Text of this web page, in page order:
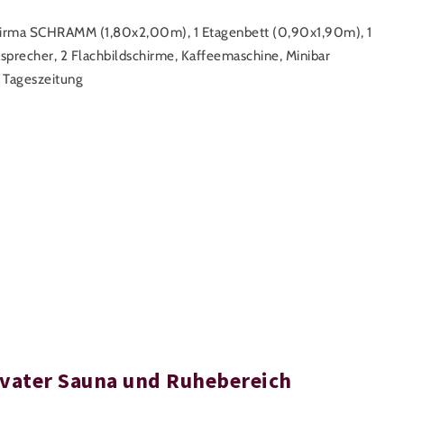
SCHRAMM (1,80x2,00m), 1 Etagenbett (0,90x1,90m), 1
2 Flachbildschirme, Kaffeemaschine, Minibar
Sauna und Ruhebereich